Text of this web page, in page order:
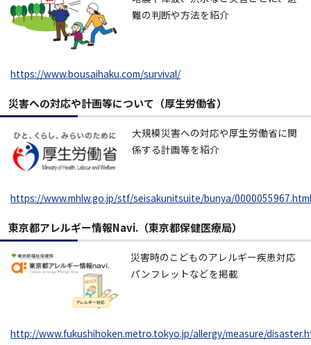
難の判断や方法を紹介
https://www.bousaihaku.com/survival/
災害への対応や計画等について（厚生労働省）
大規模災害への対応や厚生労働省に関
係する計画等を紹介
https://www.mhlw.go.jp/stf/seisakunitsuite/bunya/0000055967.html
東京都アレルギー情報Navi.（東京都保健医療局）
災害時のこどものアレルギー疾患対応
パンフレットなどを掲載
http://www.fukushihoken.metro.tokyo.jp/allergy/measure/